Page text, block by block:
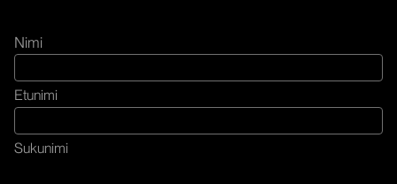
Nimi
Etunimi
Sukunimi